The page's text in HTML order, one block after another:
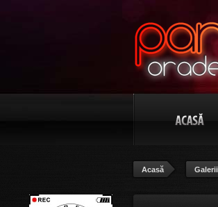
Acasă Galerii